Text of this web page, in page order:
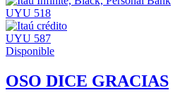
UYU 518
UYU 587
Disponible
OSO DICE GRACIAS